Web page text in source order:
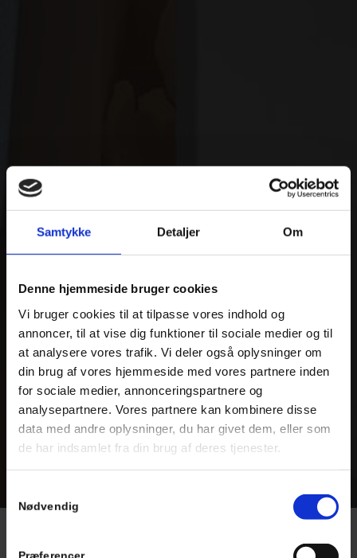
Samtykke Detaljer Om
Denne hjemmeside bruger cookies
Vi bruger cookies til at tilpasse vores indhold og
annoncer, til at vise dig funktioner til sociale medier og til
at analysere vores trafik. Vi deler også oplysninger om
din brug af vores hjemmeside med vores partnere inden
for sociale medier, annonceringspartnere og
analysepartnere. Vores partnere kan kombinere disse
data med andre oplysninger, du har givet dem, eller som
de har indsamlet fra din brug af deres tjenester.
Nødvendig